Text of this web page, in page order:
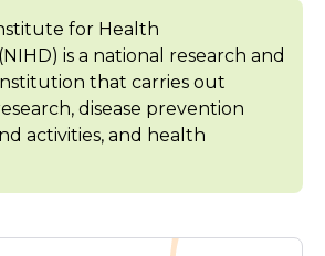
for Health
is a national research and
that carries out
disease prevention
activities, and health